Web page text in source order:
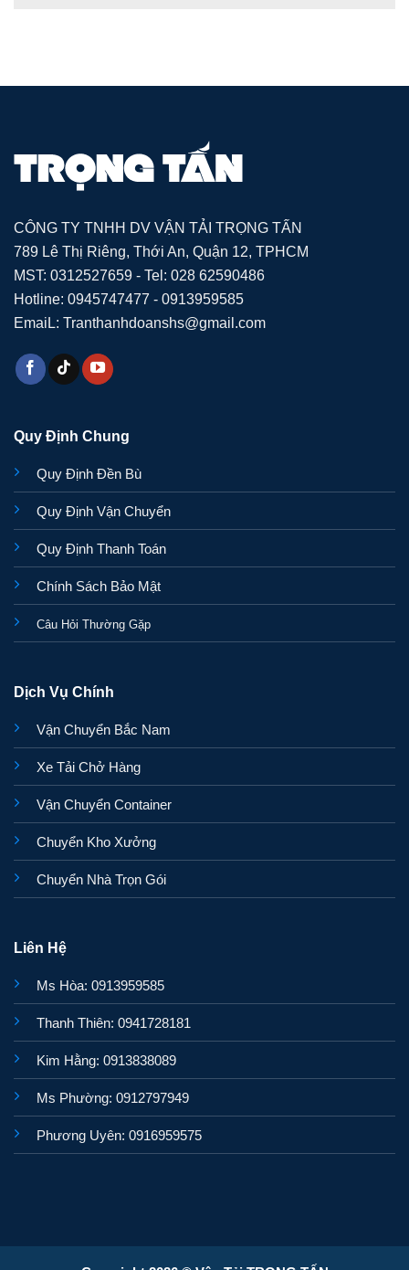
CÔNG TY TNHH DV VẬN TẢI TRỌNG TẤN
789 Lê Thị Riêng, Thới An, Quận 12, TPHCM
MST: 0312527659 - Tel: 028 62590486
Hotline: 0945747477 - 0913959585
EmaiL: Tranthanhdoanshs@gmail.com
Quy Định Chung
Quy Định Đền Bù
Quy Định Vận Chuyển
Quy Định Thanh Toán
Chính Sách Bảo Mật
Câu Hỏi Thường Gặp
Dịch Vụ Chính
Vận Chuyển Bắc Nam
Xe Tải Chở Hàng
Vận Chuyển Container
Chuyển Kho Xưởng
Chuyển Nhà Trọn Gói
Liên Hệ
Ms Hòa: 0913959585
Thanh Thiên: 0941728181
Kim Hằng: 0913838089
Ms Phường: 0912797949
Phương Uyên: 0916959575